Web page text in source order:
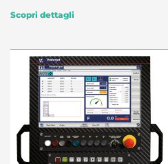
Scopri dettagli